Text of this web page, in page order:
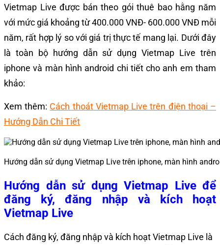
Vietmap Live được bán theo gói thuê bao hằng năm
với mức giá khoảng từ 400.000 VNĐ- 600.000 VNĐ mỗi
năm, rất hợp lý so với giá trị thực tế mang lại. Dưới đây
là toàn bộ hướng dẫn sử dụng Vietmap Live trên
iphone và màn hình android chi tiết cho anh em tham
khảo:
Xem thêm: Cách thoát Vietmap Live trên điện thoại –
Hướng Dẫn Chi Tiết
Hướng dẫn sử dụng Vietmap Live trên iphone, màn hình
Hướng dẫn sử dụng Vietmap Live để
đăng ký, đăng nhập và kích hoạt
Vietmap Live
Cách đăng ký, đăng nhập và kích hoạt Vietmap Live là